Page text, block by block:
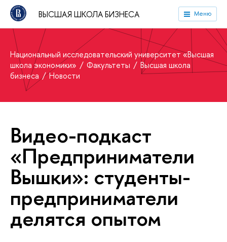
ВЫСШАЯ ШКОЛА БИЗНЕСА Меню
Национальный исследовательский университет «Высшая
школа экономики»
Факультеты
Высшая школа
бизнеса
Новости
Видео-подкаст
«Предприниматели
Вышки»: студенты-
предприниматели
делятся опытом